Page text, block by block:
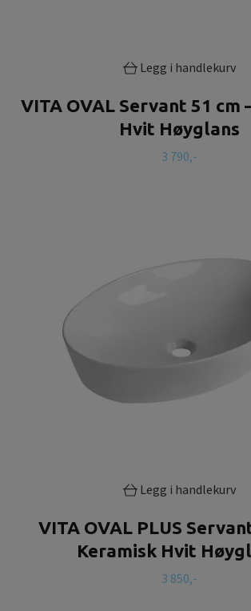
Legg i handlekurv
VITA OVAL Servant 51 cm
Hvit Høyglans
3 790,-
Legg i handlekurv
VITA OVAL PLUS
Keramisk Hvit
3 850,-